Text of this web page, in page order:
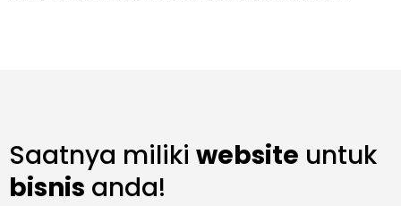
Saatnya miliki website untuk
bisnis anda!